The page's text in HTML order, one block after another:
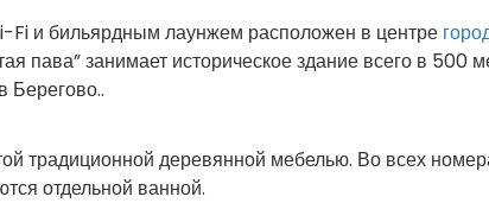
Fi и бильярдным лаунжем расположен в центре
пава” занимает историческое здание всего в 500
Берегово..
традиционной деревянной мебелью. Во всех
отдельной ванной.